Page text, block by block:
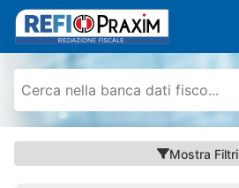
Mostra Filtri